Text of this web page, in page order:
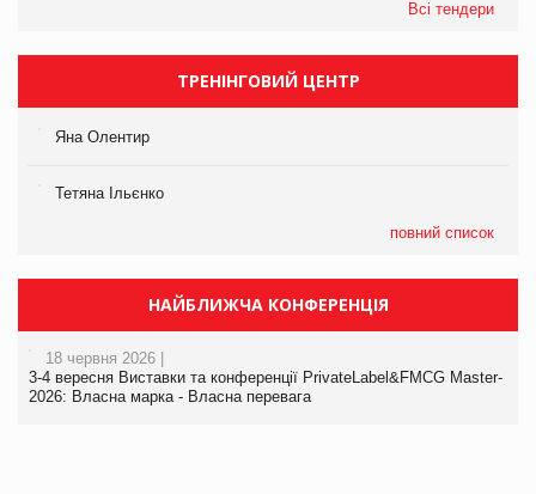
Всі тендери
ТРЕНІНГОВИЙ ЦЕНТР
Яна Олентир
Тетяна Ільєнко
повний список
НАЙБЛИЖЧА КОНФЕРЕНЦІЯ
18 червня 2026 |
3-4 вересня Виставки та конференції PrivateLabel&FMCG Master-
2026: Власна марка - Власна перевага